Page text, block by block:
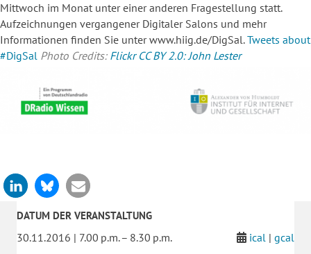
Mittwoch im Monat unter einer anderen Fragestellung statt.
Aufzeichnungen vergangener Digitaler Salons und mehr
Informationen finden Sie unter www.hiig.de/DigSal.Tweets about
#DigSal Photo Credits: Flickr CC BY 2.0: John Lester
DATUM DER VERANSTALTUNG
30.11.2016 | 7.00 p.m. – 8.30 p.m. ical | gcal